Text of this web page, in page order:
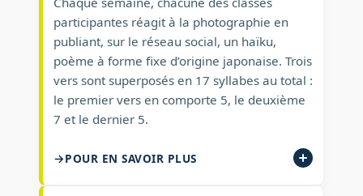
participantes réagit à la photographie en
publiant, sur le réseau social, un haïku,
poème à forme fixe d’origine japonaise. Trois
vers sont superposés en 17 syllabes au total :
le premier vers en comporte 5, le deuxième
7 et le dernier 5.
POUR EN SAVOIR PLUS